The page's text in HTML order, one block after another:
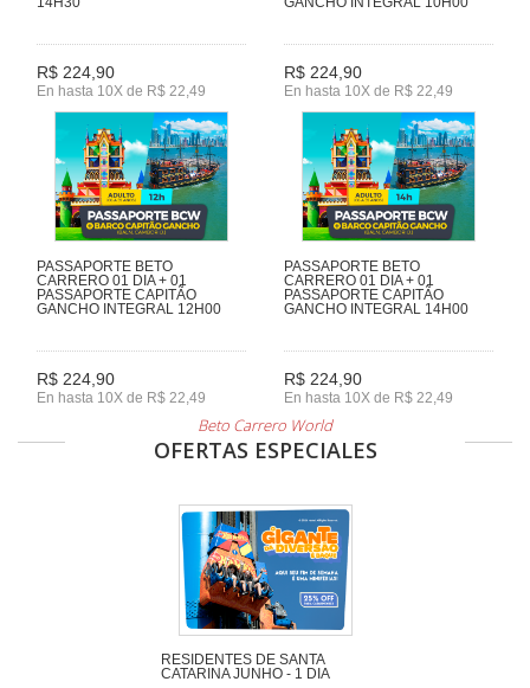
R$ 224,90
En hasta 10X de R$ 22,49
R$ 224,90
En hasta 10X de R$ 22,49
PASSAPORTE BETO
CARRERO 01 DIA + 01
PASSAPORTE CAPITÃO
GANCHO INTEGRAL 12H00
R$ 224,90
En hasta 10X de R$ 22,49
PASSAPORTE BETO
CARRERO 01 DIA + 01
PASSAPORTE CAPITÃO
GANCHO INTEGRAL 14H00
R$ 224,90
En hasta 10X de R$ 22,49
Beto Carrero World
OFERTAS ESPECIALES
RESIDENTES DE SANTA
CATARINA JUNHO - 1 DIA